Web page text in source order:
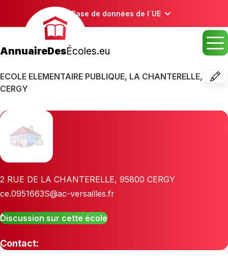
Base de données de l´UE
AnnuaireDesÉcoles.eu
ECOLE ELEMENTAIRE PUBLIQUE, LA CHANTERELLE,
CERGY
2 RUE DE LA CHANTERELLE, 95800 CERGY
ce.0951663S@ac-versailles.fr
Discussion sur cette école
Contact: